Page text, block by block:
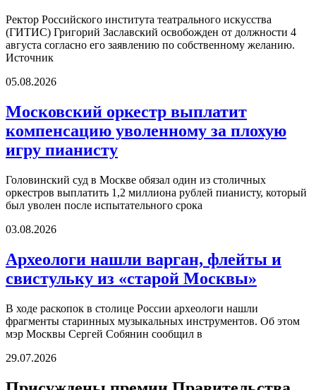
Ректор Российского института театрального искусства
(ГИТИС) Григорий Заславский освобожден от должности 4
августа согласно его заявлению по собственному желанию.
Источник
05.08.2026
Московский оркестр выплатит
компенсацию уволенному за плохую
игру пианисту
Головинский суд в Москве обязал один из столичных
оркестров выплатить 1,2 миллиона рублей пианисту, который
был уволен после испытательного срока
03.08.2026
Археологи нашли варган, флейты и
свистульку из «старой Москвы»
В ходе раскопок в столице России археологи нашли
фрагменты старинных музыкальных инструментов. Об этом
мэр Москвы Сергей Собянин сообщил в
29.07.2026